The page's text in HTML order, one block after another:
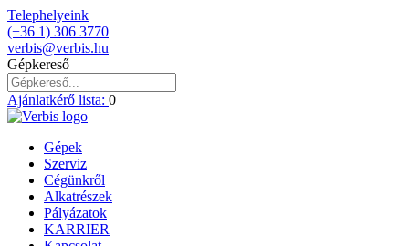
Telephelyeink
(+36 1) 306 3770
verbis@verbis.hu
Gépkereső
Ajánlatkérő lista: 0
Gépek
Szerviz
Cégünkről
Alkatrészek
Pályázatok
KARRIER